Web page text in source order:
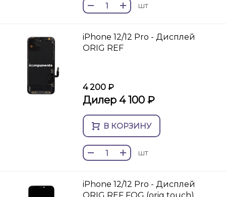
шт
iPhone 12/12 Pro - Дисплей
ORIG REF
4 200 ₽
Дилер 4 100 ₽
В КОРЗИНУ
шт
iPhone 12/12 Pro - Дисплей